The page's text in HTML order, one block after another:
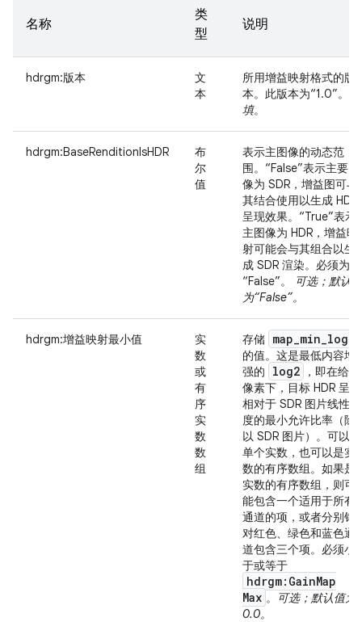
名称
类
型
说明
hdrgm:版本
文
本
所用增益映射格式的版
本。此版本为“1.0”。
填。
hdrgm:BaseRenditionIsHDR
布
尔
值
表示主图像的动态范
围。“False”表示主要图
像为 SDR，增益图可与
其结合使用以生成 HDR
呈现效果。“True”表示
主图像为 HDR，增益映
射可能会与其组合以生
成 SDR 渲染。必须为
“False”。
可选；默认值
为“False”。
hdrgm:增益映射最小值
实
数
或
有
序
实
数
数
组
存储 map_min_log2
的值。这是最低内容增
强的
log2
，即在给定
像素下，目标 HDR 呈现
相对于 SDR 图片线性亮
度的最小允许比率（除
以 SDR 图片）。可以是
单个实数，也可以是实
数的有序数组。如果是
实数的有序数组，则可
能包含一个适用于所有
通道的项，或者分别针
对红色、绿色和蓝色通
道包含三个项。必须小
于或等于
hdrgm:GainMap
Max 。
可选；默认值为
0.0。